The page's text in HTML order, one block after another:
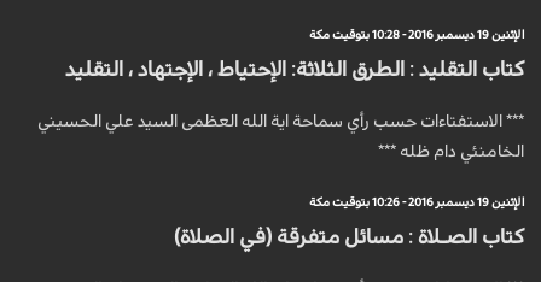
الإثنين 19 ديسمبر 2016 - 10:28 بتوقيت مكة
كتاب التقليد : الطرق الثلاثة: الإحتياط ، الإجتهاد ، التقليد
*** الاستفتاءات حسب رأي سماحة اية الله العظمى السيد علي الحسيني
الخامنئي دام ظله ***
الإثنين 19 ديسمبر 2016 - 10:26 بتوقيت مكة
كتاب الصـلاة : مسائل متفرقة (في الصلاة)